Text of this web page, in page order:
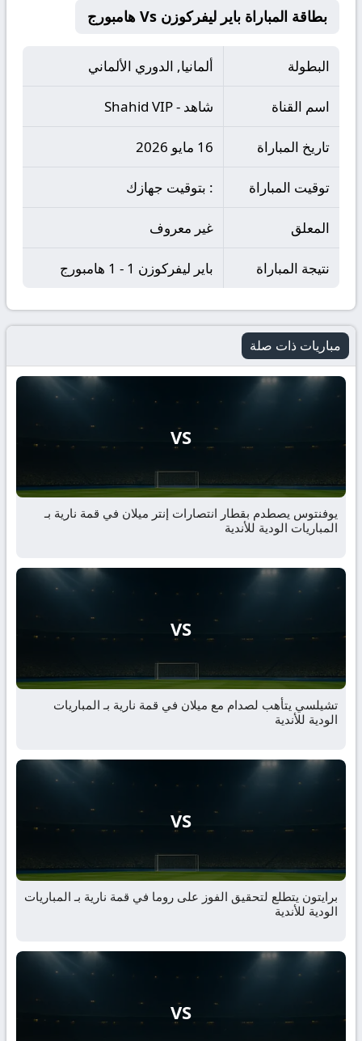
بطاقة المباراة باير ليفركوزن Vs هامبورج
البطولة ألمانيا, الدوري الألماني
اسم القناة شاهد - Shahid VIP
تاريخ المباراة 16 مايو 2026
توقيت المباراة : بتوقيت جهازك
المعلق غير معروف
نتيجة المباراة باير ليفركوزن 1 - 1 هامبورج
مباريات ذات صلة
VS
يوفنتوس يصطدم بقطار انتصارات إنتر ميلان في قمة نارية بـ
المباريات الودية للأندية
VS
تشيلسي يتأهب لصدام مع ميلان في قمة نارية بـ المباريات
الودية للأندية
VS
برايتون يتطلع لتحقيق الفوز على روما في قمة نارية بـ المباريات
الودية للأندية
VS